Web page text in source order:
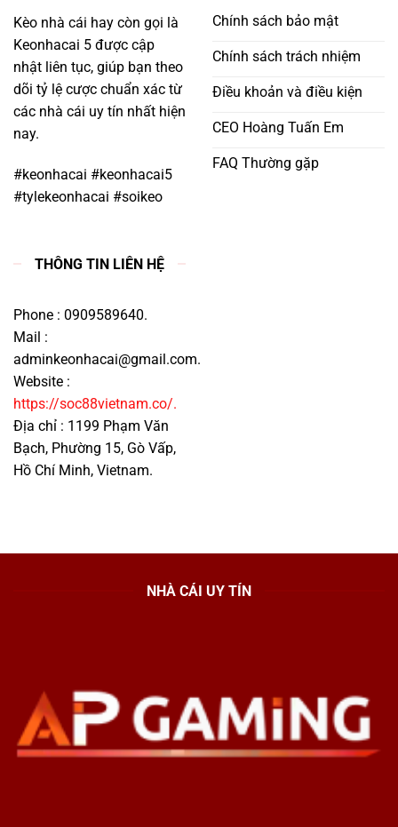
Kèo nhà cái hay còn gọi là
Keonhacai 5 được cập
nhật liên tục, giúp bạn theo
dõi tỷ lệ cược chuẩn xác từ
các nhà cái uy tín nhất hiện
nay.
#keonhacai #keonhacai5
#tylekeonhacai #soikeo
Chính sách bảo mật
Chính sách trách nhiệm
Điều khoản và điều kiện
CEO Hoàng Tuấn Em
FAQ Thường gặp
THÔNG TIN LIÊN HỆ
Phone : 0909589640.
Mail :
adminkeonhacai@gmail.com.
Website :
https://soc88vietnam.co/.
Địa chỉ : 1199 Phạm Văn
Bạch, Phường 15, Gò Vấp,
Hồ Chí Minh, Vietnam.
NHÀ CÁI UY TÍN